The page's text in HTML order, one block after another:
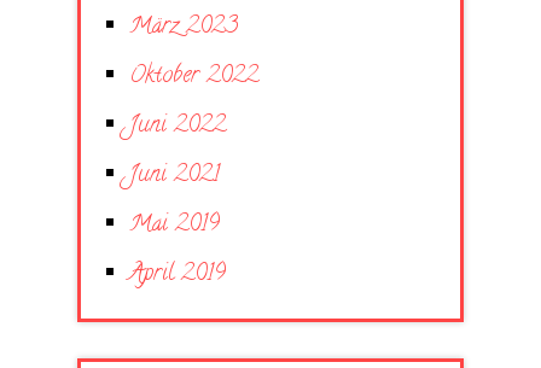
März 2023
Oktober 2022
Juni 2022
Juni 2021
Mai 2019
April 2019